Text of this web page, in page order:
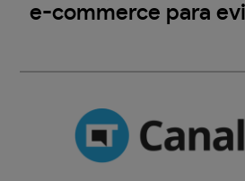
e-commerce para